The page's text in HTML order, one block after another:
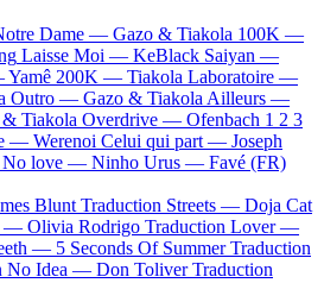
Dame — Gazo & Tiakola 100K —
Laisse Moi — KeBlack Saiyan —
Yamê 200K — Tiakola Laboratoire —
Outro — Gazo & Tiakola Ailleurs —
Tiakola Overdrive — Ofenbach 1 2 3
— Werenoi Celui qui part — Joseph
No love — Ninho Urus — Favé (FR)
Blunt Traduction Streets — Doja Cat
— Olivia Rodrigo Traduction Lover —
— 5 Seconds Of Summer Traduction
No Idea — Don Toliver Traduction